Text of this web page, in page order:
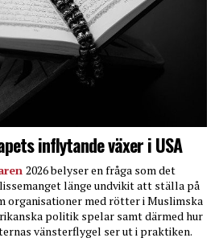
inflytande växer i USA
2026 belyser en fråga som det
länge undvikit att ställa på
organisationer med rötter i Muslimska
politik spelar samt därmed hur
vänsterflygel ser ut i praktiken.